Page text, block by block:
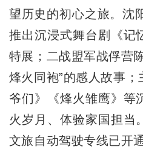
望历史的初心之旅。沈
推出沉浸式舞台剧《记
特展；二战盟军战俘营
烽火同袍”的感人故事
爷们》《烽火雏鹰》等
火岁月、体验家国担当
文旅自动驾驶专线已开